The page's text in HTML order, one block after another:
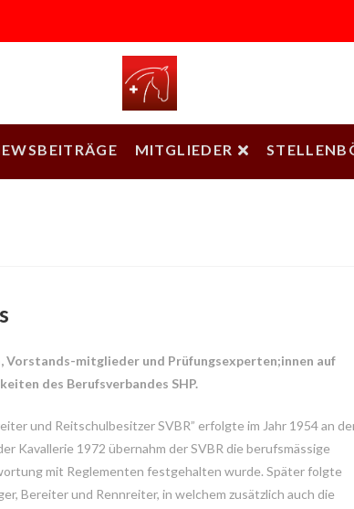
MITGLIEDER
Vorstands-mitglieder und Prüfungsexperten;innen auf
des Berufsverbandes SHP.
und Reitschulbesitzer SVBR” erfolgte im Jahr 1954 an
Kavallerie 1972 übernahm der SVBR die berufsmässige
mit Reglementen festgehalten wurde. Später folgte
Bereiter und Rennreiter, in welchem zusätzlich auch die